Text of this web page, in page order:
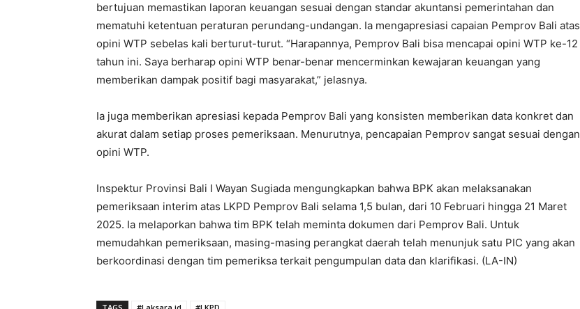
bertujuan memastikan laporan keuangan sesuai dengan standar akuntansi pemerintahan dan
mematuhi ketentuan peraturan perundang-undangan. Ia mengapresiasi capaian Pemprov Bali atas
opini WTP sebelas kali berturut-turut. “Harapannya, Pemprov Bali bisa mencapai opini WTP ke-12
tahun ini. Saya berharap opini WTP benar-benar mencerminkan kewajaran keuangan yang
memberikan dampak positif bagi masyarakat,” jelasnya.
Ia juga memberikan apresiasi kepada Pemprov Bali yang konsisten memberikan data konkret dan
akurat dalam setiap proses pemeriksaan. Menurutnya, pencapaian Pemprov sangat sesuai dengan
opini WTP.
Inspektur Provinsi Bali I Wayan Sugiada mengungkapkan bahwa BPK akan melaksanakan
pemeriksaan interim atas LKPD Pemprov Bali selama 1,5 bulan, dari 10 Februari hingga 21 Maret
2025. Ia melaporkan bahwa tim BPK telah meminta dokumen dari Pemprov Bali. Untuk
memudahkan pemeriksaan, masing-masing perangkat daerah telah menunjuk satu PIC yang akan
berkoordinasi dengan tim pemeriksa terkait pengumpulan data dan klarifikasi. (LA-IN)